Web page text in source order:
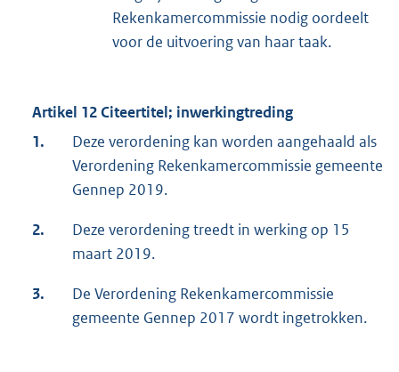
Rekenkamercommissie nodig oordeelt
voor de uitvoering van haar taak.
Artikel 12 Citeertitel; inwerkingtreding
1.
Deze verordening kan worden aangehaald als
Verordening Rekenkamercommissie gemeente
Gennep 2019.
2.
Deze verordening treedt in werking op 15
maart 2019.
3.
De Verordening Rekenkamercommissie
gemeente Gennep 2017 wordt ingetrokken.